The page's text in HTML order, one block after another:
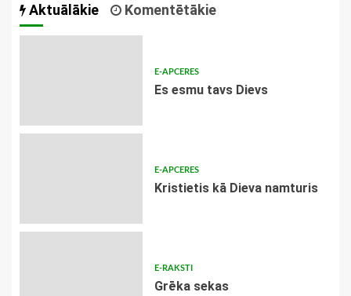
Aktuālākie Komentētākie
E-APCERES
Es esmu tavs Dievs
E-APCERES
Kristietis kā Dieva namturis
E-RAKSTI
Grēka sekas